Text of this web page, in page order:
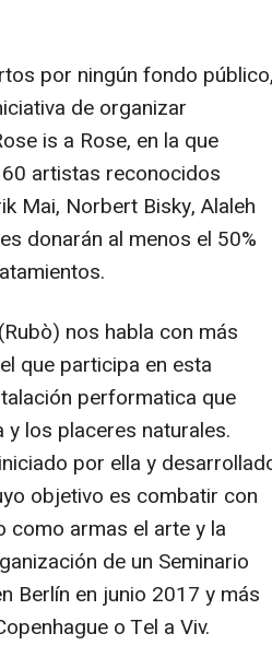
por ningún fondo público,
de organizar
is a Rose, en la que
artistas reconocidos
Mai, Norbert Bisky, Alaleh
donarán al menos el 50%
nos habla con más
que participa en esta
performatica que
los placeres naturales.
por ella y
objetivo es combatir con
como armas el arte y la
de un Seminario
Berlín en junio 2017 y más
o Tel a Viv.